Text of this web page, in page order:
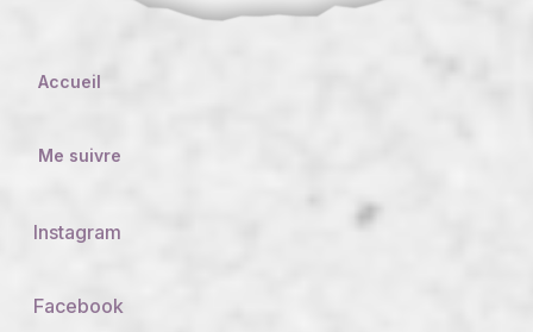
Accueil
Me suivre
Instagram
Facebook